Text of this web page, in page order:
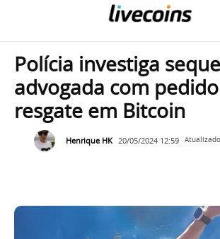
Polícia investiga
advogada com
resgate em Bitcoin
Henrique HK 20/05/2024 12:59 Atualizado